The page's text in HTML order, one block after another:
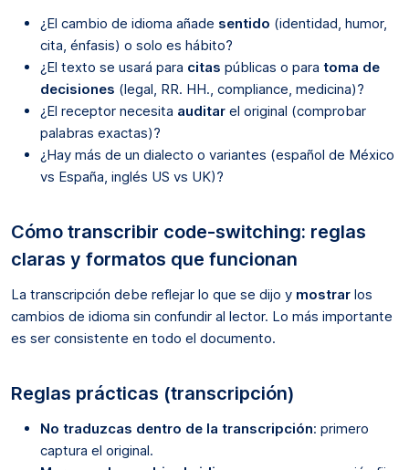
¿El cambio de idioma añade sentido (identidad, humor,
cita, énfasis) o solo es hábito?
¿El texto se usará para citas públicas o para toma de
decisiones (legal, RR. HH., compliance, medicina)?
¿El receptor necesita auditar el original (comprobar
palabras exactas)?
¿Hay más de un dialecto o variantes (español de México
vs España, inglés US vs UK)?
Cómo transcribir code-switching: reglas
claras y formatos que funcionan
La transcripción debe reflejar lo que se dijo y mostrar los
cambios de idioma sin confundir al lector. Lo más importante
es ser consistente en todo el documento.
Reglas prácticas (transcripción)
No traduzcas dentro de la transcripción: primero
captura el original.